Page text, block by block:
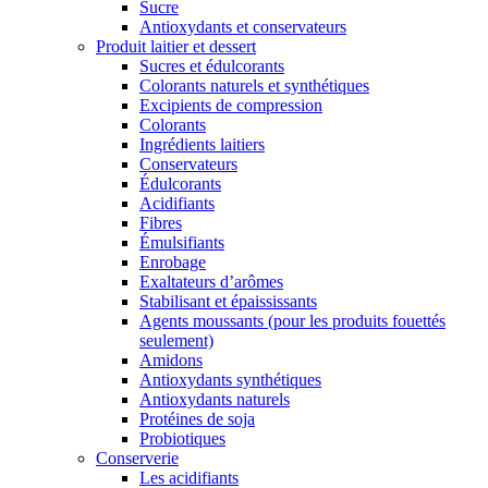
Sucre
Antioxydants et conservateurs
Produit laitier et dessert
Sucres et édulcorants
Colorants naturels et synthétiques
Excipients de compression
Colorants
Ingrédients laitiers
Conservateurs
Édulcorants
Acidifiants
Fibres
Émulsifiants
Enrobage
Exaltateurs d’arômes
Stabilisant et épaississants
Agents moussants (pour les produits fouettés
seulement)
Amidons
Antioxydants synthétiques
Antioxydants naturels
Protéines de soja
Probiotiques
Conserverie
Les acidifiants